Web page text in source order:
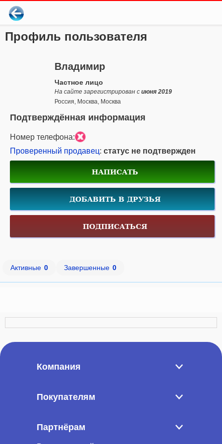
Профиль пользователя
Владимир
Частное лицо
На сайте зарегистрирован с июня 2019
Россия, Москва, Москва
Подтверждённая информация
Номер телефона:
Проверенный продавец: статус не подтвержден
НАПИСАТЬ
ДОБАВИТЬ В ДРУЗЬЯ
ПОДПИСАТЬСЯ
Активные 0 Завершенные 0
Компания
Покупателям
Партнёрам